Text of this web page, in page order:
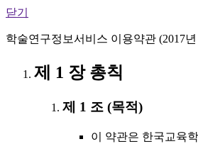
닫기
학술연구정보서비스 이용약관 (2017
제 1 장 총칙
제 1 조 (목적)
이 약관은 한국교육